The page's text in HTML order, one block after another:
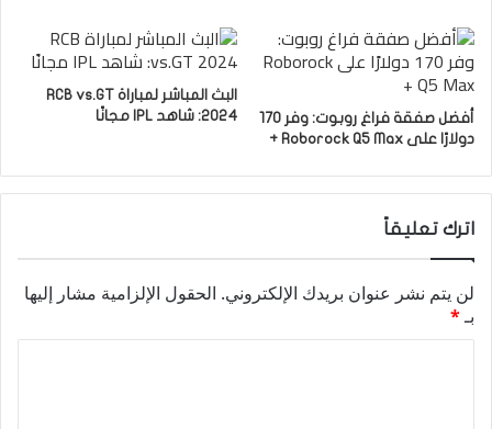
أفضل صفقة فراغ روبوت: وفر 170
دولارًا على Roborock Q5 Max +
البث المباشر لمباراة RCB vs.GT
2024: شاهد IPL مجانًا
اترك تعليقاً
لن يتم نشر عنوان بريدك الإلكتروني. الحقول الإلزامية مشار إليها
بـ*